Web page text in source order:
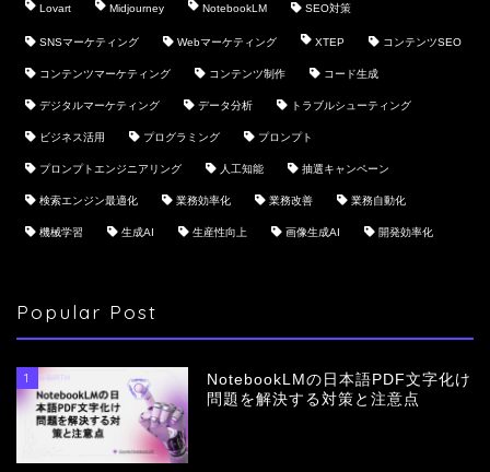
Lovart Midjourney NotebookLM SEO対策
SNSマーケティング Webマーケティング XTEP コンテンツSEO
コンテンツマーケティング コンテンツ制作 コード生成
デジタルマーケティング データ分析 トラブルシューティング
ビジネス活用 プログラミング プロンプト
プロンプトエンジニアリング 人工知能 抽選キャンペーン
検索エンジン最適化 業務効率化 業務改善 業務自動化
機械学習 生成AI 生産性向上 画像生成AI 開発効率化
Popular Post
1
NotebookLMの日本語PDF文字化け
問題を解決する対策と注意点